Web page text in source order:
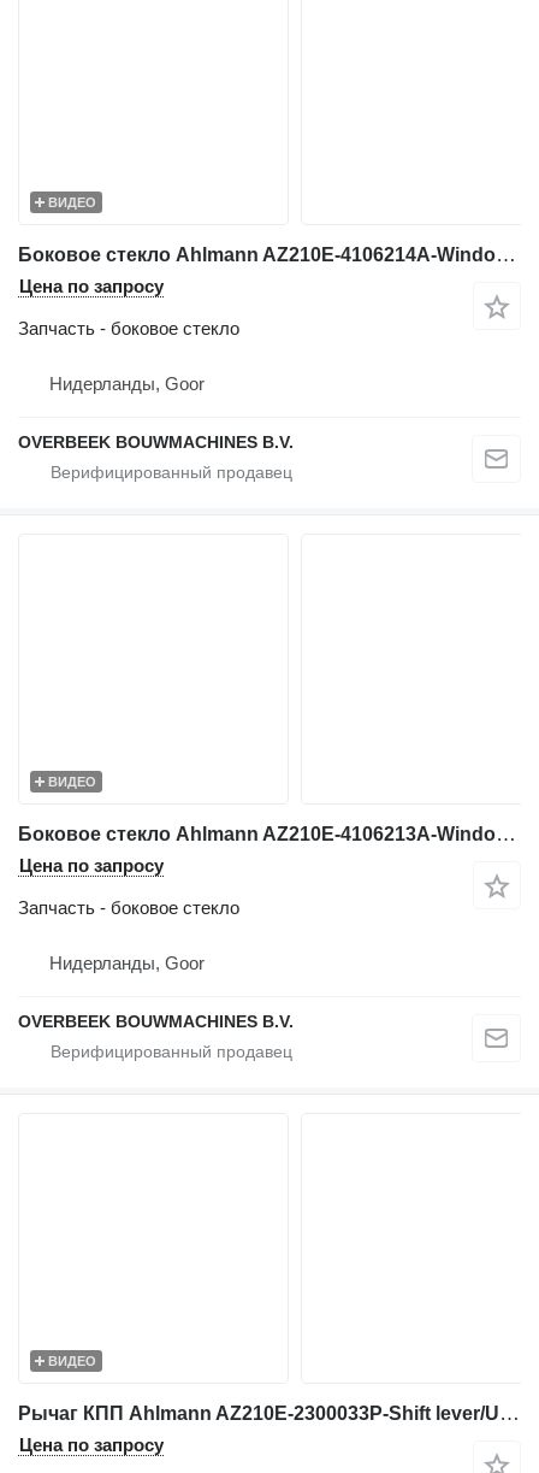
ВИДЕО
Боковое стекло Ahlmann AZ210E-4106214A-Window/Scheibe/Ruit для фронтального погрузчика
Цена по запросу
Запчасть - боковое стекло
Нидерланды, Goor
OVERBEEK BOUWMACHINES B.V.
ВИДЕО
Боковое стекло Ahlmann AZ210E-4106213A-Window/Scheibe/Ruit для фронтального погрузчика
Цена по запросу
Запчасть - боковое стекло
Нидерланды, Goor
OVERBEEK BOUWMACHINES B.V.
ВИДЕО
Рычаг КПП Ahlmann AZ210E-2300033P-Shift lever/Umlenkhebel/Duwstuk для фронтального погрузчика
Цена по запросу